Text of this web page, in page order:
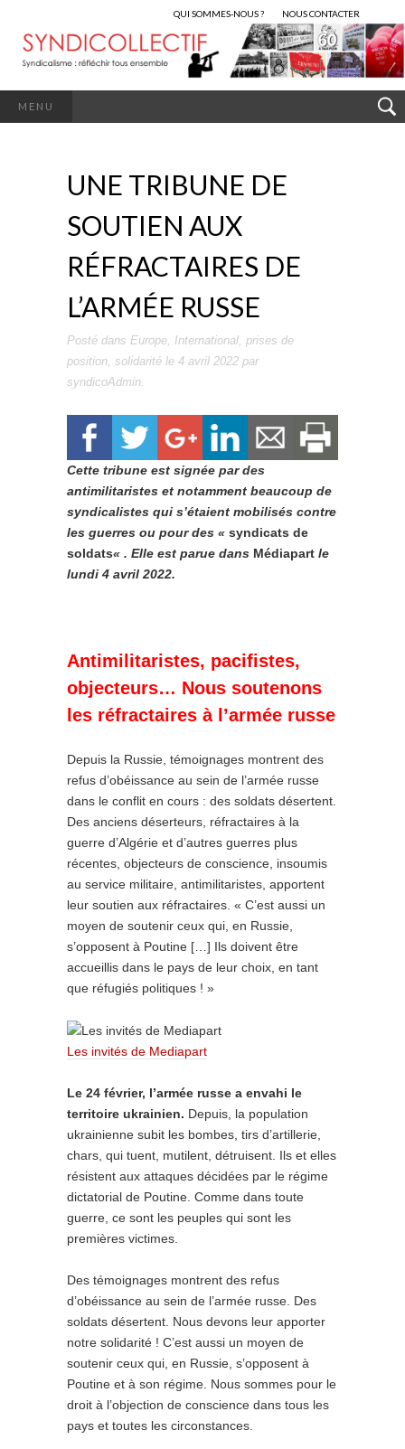
QUI SOMMES-NOUS ? NOUS CONTACTER
MENU
UNE TRIBUNE DE
SOUTIEN AUX
RÉFRACTAIRES DE
L’ARMÉE RUSSE
Posté dans Europe, International, prises de
position, solidarité le 4 avril 2022 par
syndicoAdmin.
Cette tribune est signée par des
antimilitaristes et notamment beaucoup de
syndicalistes qui s’étaient mobilisés contre
les guerres ou pour des « syndicats de
soldats« . Elle est parue dans Médiapart le
lundi 4 avril 2022.
Antimilitaristes, pacifistes,
objecteurs… Nous soutenons
les réfractaires à l’armée russe
Depuis la Russie, témoignages montrent des
refus d’obéissance au sein de l’armée russe
dans le conflit en cours : des soldats désertent.
Des anciens déserteurs, réfractaires à la
guerre d’Algérie et d’autres guerres plus
récentes, objecteurs de conscience, insoumis
au service militaire, antimilitaristes, apportent
leur soutien aux réfractaires. « C’est aussi un
moyen de soutenir ceux qui, en Russie,
s’opposent à Poutine […] Ils doivent être
accueillis dans le pays de leur choix, en tant
que réfugiés politiques ! »
Les invités de Mediapart
Le 24 février, l’armée russe a envahi le
territoire ukrainien. Depuis, la population
ukrainienne subit les bombes, tirs d’artillerie,
chars, qui tuent, mutilent, détruisent. Ils et elles
résistent aux attaques décidées par le régime
dictatorial de Poutine. Comme dans toute
guerre, ce sont les peuples qui sont les
premières victimes.
Des témoignages montrent des refus
d’obéissance au sein de l’armée russe. Des
soldats désertent. Nous devons leur apporter
notre solidarité ! C’est aussi un moyen de
soutenir ceux qui, en Russie, s’opposent à
Poutine et à son régime. Nous sommes pour le
droit à l’objection de conscience dans tous les
pays et toutes les circonstances.